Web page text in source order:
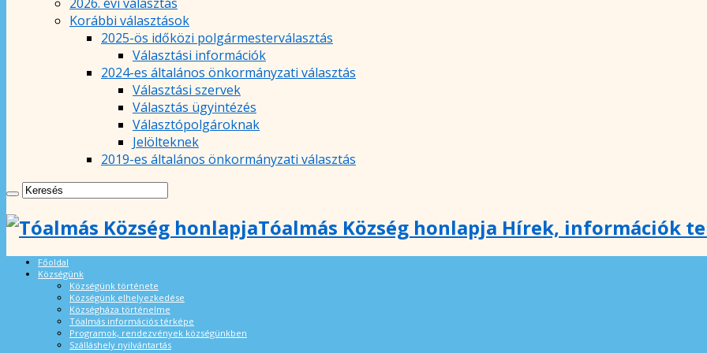
Korábbi választások
2025-ös időközi polgármesterválasztás
Választási információk
2024-es általános önkormányzati választás
Választási szervek
Választás ügyintézés
Választópolgároknak
Jelölteknek
2019-es általános önkormányzati választás
Tóalmás Község honlapja Hírek, információk
Főoldal
Községünk
Községünk története
Községünk elhelyezkedése
Községháza történelme
Tóalmás információs térképe
Programok, rendezvények községünkben
Szálláshely nyilvántartás